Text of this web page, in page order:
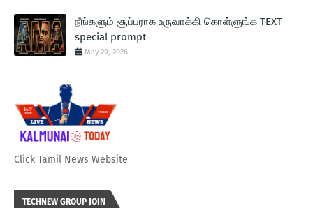
நீங்களும் சூப்பராக உருவாக்கி கொள்ளுங்க TEXT
special prompt
May 29, 2026
Click Tamil News Website
TECHNEW GROUP JOIN